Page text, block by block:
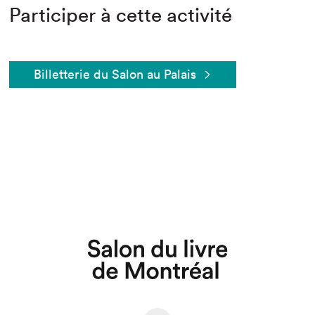
Participer à cette activité
Billetterie du Salon au Palais